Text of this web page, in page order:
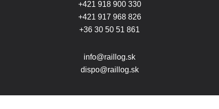
+421 918 900 330
+421 917 968 826
+36 30 50 51 861
info@raillog.sk
dispo@raillog.sk